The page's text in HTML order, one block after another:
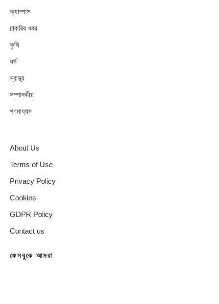
ক্যাম্পাস
চাকরির খবর
কৃষি
ধর্ম
স্বাস্থ্য
সম্পাদকীয়
গণমাধ্যম
About Us
Terms of Use
Privacy Policy
Cookies
GDPR Policy
Contact us
ফেসবুকে আমরা